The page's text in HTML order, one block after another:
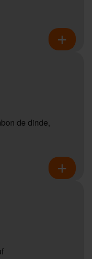
de dinde,